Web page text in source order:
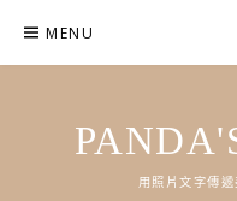
content
MENU
用照片文字傳